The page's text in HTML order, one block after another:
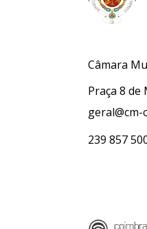
Câmara
Praça 8 de
239 857